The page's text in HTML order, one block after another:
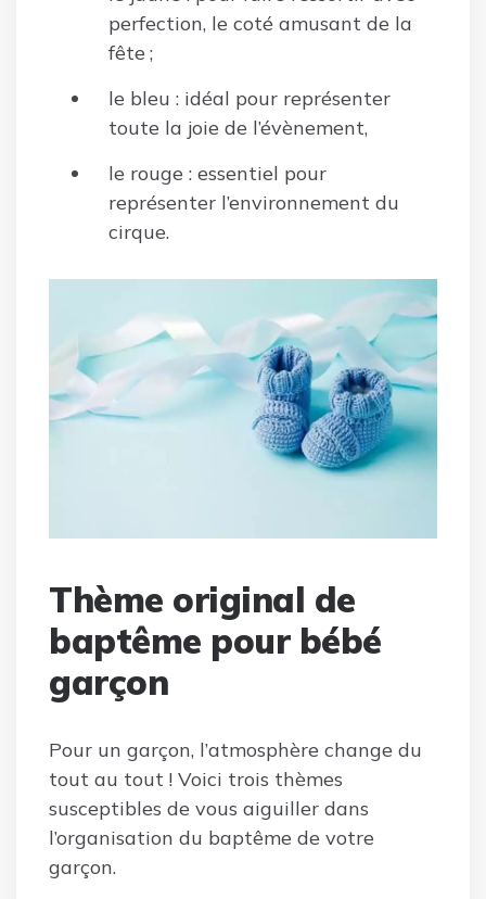
perfection, le coté amusant de la
fête ;
le bleu : idéal pour représenter
toute la joie de l’évènement,
le rouge : essentiel pour
représenter l’environnement du
cirque.
Thème original de
baptême pour bébé
garçon
Pour un garçon, l’atmosphère change du
tout au tout ! Voici trois thèmes
susceptibles de vous aiguiller dans
l’organisation du baptême de votre
garçon.